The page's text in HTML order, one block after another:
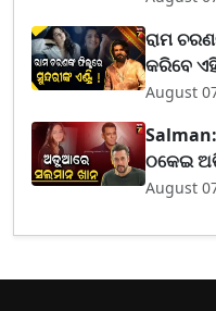
ରାମ
କରିବେ
August
ଠକେଇ
August